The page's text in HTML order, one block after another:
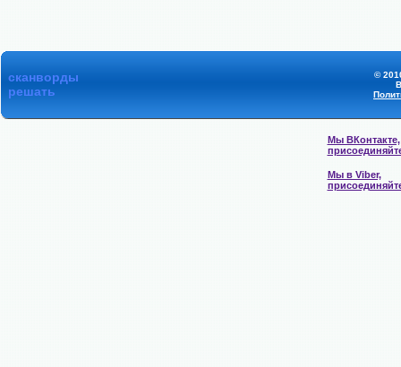
сканворды
решать
©
Мы ВКонтакте,
Мы в Viber,